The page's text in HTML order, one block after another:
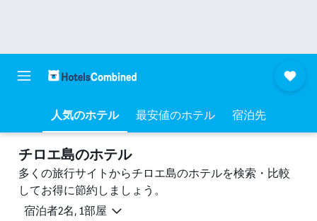
人気のホテル 最安値のホテル 宿泊先
チロエ島のホテル
多くの旅行サイトからチロエ島のホテルを検索・比較
してお得に節約しましょう。
宿泊者2名, 1​部屋